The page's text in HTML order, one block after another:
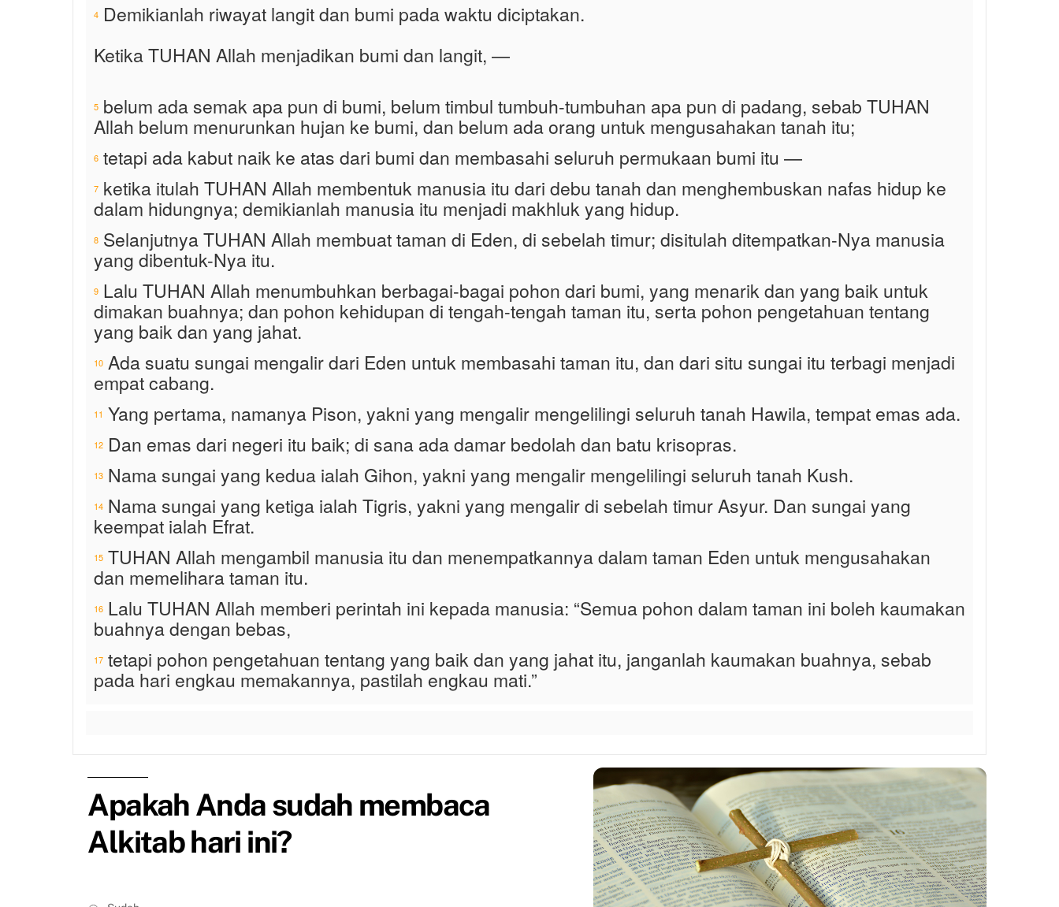
4 Demikianlah riwayat langit dan bumi pada waktu diciptakan.
Ketika TUHAN Allah menjadikan bumi dan langit, —
5 belum ada semak apa pun di bumi, belum timbul tumbuh-tumbuhan apa pun di padang, sebab TUHAN
Allah belum menurunkan hujan ke bumi, dan belum ada orang untuk mengusahakan tanah itu;
6 tetapi ada kabut naik ke atas dari bumi dan membasahi seluruh permukaan bumi itu —
7 ketika itulah TUHAN Allah membentuk manusia itu dari debu tanah dan menghembuskan nafas hidup ke
dalam hidungnya; demikianlah manusia itu menjadi makhluk yang hidup.
8 Selanjutnya TUHAN Allah membuat taman di Eden, di sebelah timur; disitulah ditempatkan-Nya manusia
yang dibentuk-Nya itu.
9 Lalu TUHAN Allah menumbuhkan berbagai-bagai pohon dari bumi, yang menarik dan yang baik untuk
dimakan buahnya; dan pohon kehidupan di tengah-tengah taman itu, serta pohon pengetahuan tentang
yang baik dan yang jahat.
10 Ada suatu sungai mengalir dari Eden untuk membasahi taman itu, dan dari situ sungai itu terbagi menjadi
empat cabang.
11 Yang pertama, namanya Pison, yakni yang mengalir mengelilingi seluruh tanah Hawila, tempat emas ada.
12 Dan emas dari negeri itu baik; di sana ada damar bedolah dan batu krisopras.
13 Nama sungai yang kedua ialah Gihon, yakni yang mengalir mengelilingi seluruh tanah Kush.
14 Nama sungai yang ketiga ialah Tigris, yakni yang mengalir di sebelah timur Asyur. Dan sungai yang
keempat ialah Efrat.
15 TUHAN Allah mengambil manusia itu dan menempatkannya dalam taman Eden untuk mengusahakan
dan memelihara taman itu.
16 Lalu TUHAN Allah memberi perintah ini kepada manusia: “Semua pohon dalam taman ini boleh kaumakan
buahnya dengan bebas,
17 tetapi pohon pengetahuan tentang yang baik dan yang jahat itu, janganlah kaumakan buahnya, sebab
pada hari engkau memakannya, pastilah engkau mati.”
Apakah Anda sudah membaca
Alkitab hari ini?